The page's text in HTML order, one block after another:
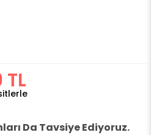
Da Tavsiye Ediyoruz.